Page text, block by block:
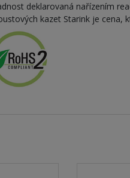
deklarovaná nařízením
kazet Starink je cena,